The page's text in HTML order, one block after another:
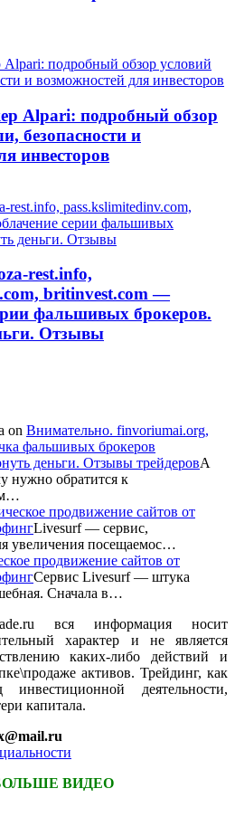
Alpari: подробный обзор
безопасности и
инвесторов
rest.info,
britinvest.com —
фальшивых брокеров.
Отзывы
on Внимательно. finvoriumai.org,
фальшивых брокеров
деньги. Отзывы трейдеровА
нужно обратится к
продвижение сайтов от
Livesurf — сервис,
увеличения посещаемос…
продвижение сайтов от
Сервис Livesurf — штука
Сначала в…
вся информация носит
характер и не является
каких-либо действий и
активов. Трейдинг, как
деятельности,
капитала.
ВИДЕО